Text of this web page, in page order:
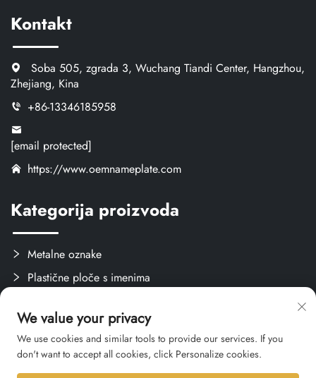
Kontakt
Soba 505, zgrada 3, Wuchang Tiandi Center, Hangzhou,
Zhejiang, Kina
+86-13346185958
[email protected]
https://www.oemnameplate.com
Kategorija proizvoda
Metalne oznake
Plastične ploče s imenima
Stvari za obuku
We value your privacy
We use cookies and similar tools to provide our services. If you
don't want to accept all cookies, click Personalize cookies.